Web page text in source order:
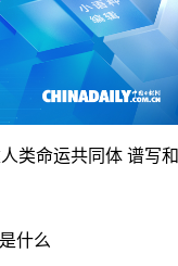
类命运共同体 谱写和
什么